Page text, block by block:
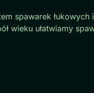
spawarek łukowych
wieku ułatwiamy